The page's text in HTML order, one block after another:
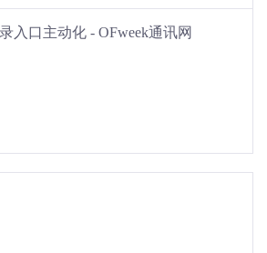
入口主动化 - OFweek通讯网